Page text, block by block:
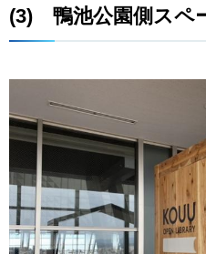
(3) 鴨池公園側スペ